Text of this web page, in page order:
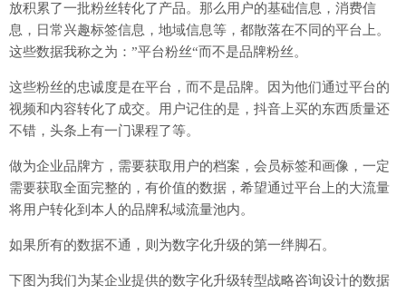
放积累了一批粉丝转化了产品。那么用户的基础信息，消费信
息，日常兴趣标签信息，地域信息等，都散落在不同的平台上。
这些数据我称之为：”平台粉丝“而不是品牌粉丝。
这些粉丝的忠诚度是在平台，而不是品牌。因为他们通过平台的
视频和内容转化了成交。用户记住的是，抖音上买的东西质量还
不错，头条上有一门课程了等。
做为企业品牌方，需要获取用户的档案，会员标签和画像，一定
需要获取全面完整的，有价值的数据，希望通过平台上的大流量
将用户转化到本人的品牌私域流量池内。
如果所有的数据不通，则为数字化升级的第一绊脚石。
下图为我们为某企业提供的数字化升级转型战略咨询设计的数据